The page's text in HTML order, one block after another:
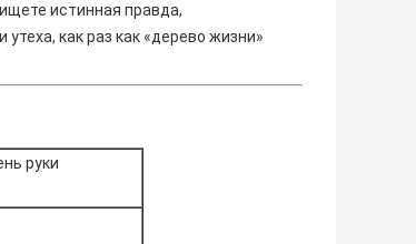
истинная правда,
как раз как «дерево жизни»
руки